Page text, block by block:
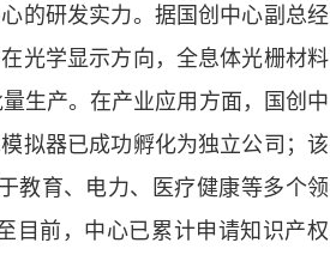
的研发实力。据国创中心副总经
光学显示方向，全息体光栅材料
生产。在产业应用方面，国创中
拟器已成功孵化为独立公司；该
教育、电力、医疗健康等多个领
目前，中心已累计申请知识产权